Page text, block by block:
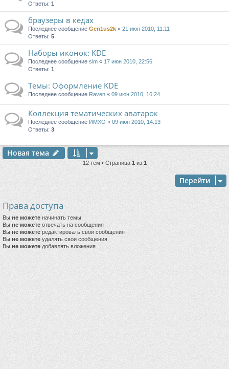
Ответы: 1
браузеры в кедах
Последнее сообщение Gen1us2k « 21 июн 2010, 11:11
Ответы: 5
Наборы иконок: KDE
Последнее сообщение sim « 17 июн 2010, 22:56
Ответы: 1
Темы: Оформление KDE
Последнее сообщение Raven « 09 июн 2010, 16:24
Коллекция тематических аватарок
Последнее сообщение ИМХО « 09 июн 2010, 14:13
Ответы: 3
Новая тема
12 тем • Страница 1из 1
Перейти
Права доступа
Вы не можете начинать темы
Вы не можете отвечать на сообщения
Вы не можете редактировать свои сообщения
Вы не можете удалять свои сообщения
Вы не можете добавлять вложения